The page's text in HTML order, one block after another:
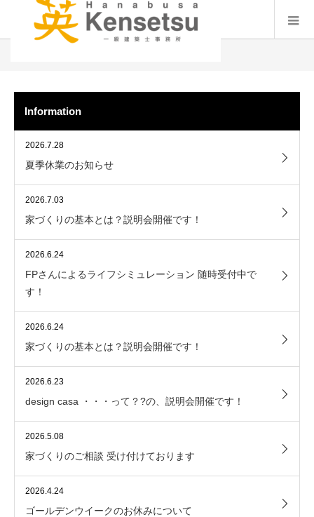
Information
2026.7.28
夏季休業のお知らせ
2026.7.03
家づくりの基本とは？説明会開催です！
2026.6.24
FPさんによるライフシミュレーション 随時受付中で
す！
2026.6.24
家づくりの基本とは？説明会開催です！
2026.6.23
design casa ・・・って？?の、説明会開催です！
2026.5.08
家づくりのご相談 受け付けております
2026.4.24
ゴールデンウイークのお休みについて